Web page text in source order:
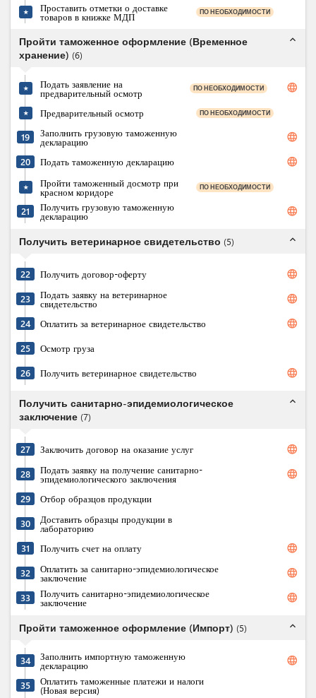
★ Проставить отметки о доставке
товаров в книжке МДП ПО НЕОБХОДИМОСТИ
Пройти таможенное оформление (Временное
хранение) (6)
expand_less
★ Подать заявление на
предварительный осмотр ПО НЕОБХОДИМОСТИ language
★ Предварительный осмотр ПО НЕОБХОДИМОСТИ
19 Заполнить грузовую таможенную
декларацию language
20 Подать таможенную декларацию language
★ Пройти таможенный досмотр при
красном коридоре ПО НЕОБХОДИМОСТИ
21 Получить грузовую таможенную
декларацию language
Получить ветеринарное свидетельство (5) expand_less
22 Получить договор-оферту language
23 Подать заявку на ветеринарное
свидетельство language
24 Оплатить за ветеринарное свидетельство language
25 Осмотр груза
26 Получить ветеринарное свидетельство language
Получить санитарно-эпидемиологическое
заключение (7)
expand_less
27 Заключить договор на оказание услуг language
28 Подать заявку на получение санитарно-
эпидемиологического заключения language
29 Отбор образцов продукции
30 Доставить образцы продукции в
лабораторию
31
Получить счет на оплату language
32 Оплатить за санитарно-эпидемиологическое
заключение language
33 Получить санитарно-эпидемиологическое
заключение language
Пройти таможенное оформление (Импорт) (5) expand_less
34 Заполнить импортную таможенную
декларацию language
35 Оплатить таможенные платежи и налоги
(Новая версия)